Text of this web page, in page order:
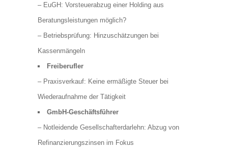
– EuGH: Vorsteuerabzug einer Holding aus
Beratungsleistungen möglich?
– Betriebsprüfung: Hinzuschätzungen bei
Kassenmängeln
Freiberufler
– Praxisverkauf: Keine ermäßigte Steuer bei
Wiederaufnahme der Tätigkeit
GmbH-Geschäftsführer
– Notleidende Gesellschafterdarlehn: Abzug von
Refinanzierungszinsen im Fokus